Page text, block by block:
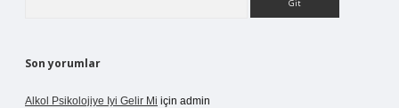
Son yorumlar
Alkol Psikolojiye Iyi Gelir Mi için admin